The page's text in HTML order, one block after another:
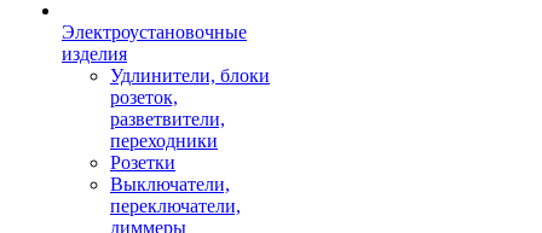
Электроустановочные
изделия
Удлинители, блоки
розеток,
разветвители,
переходники
Розетки
Выключатели,
переключатели,
диммеры